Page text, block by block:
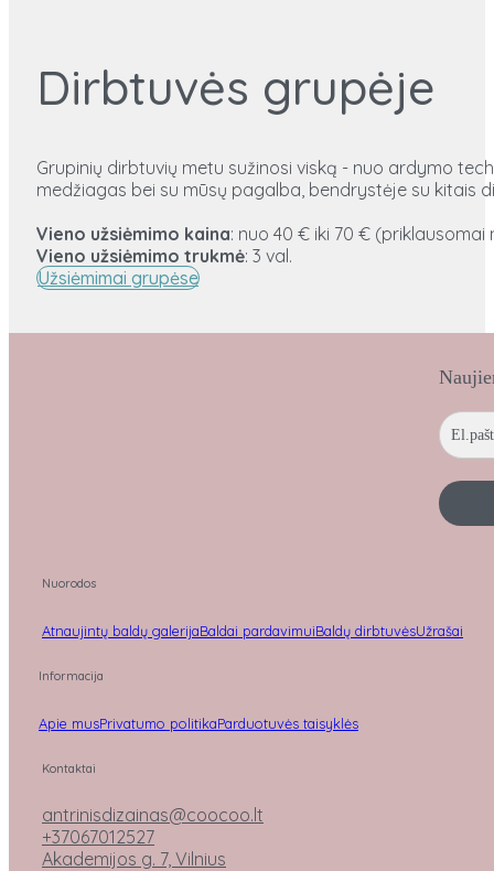
Dirbtuvės grupėje
Grupinių dirbtuvių metu sužinosi viską - nuo ardymo
medžiagas bei su mūsų pagalba, bendrystėje su kitais
Vieno užsiėmimo kaina: nuo 40 € iki 70 €
Vieno užsiėmimo trukmė: 3 val.
Užsiėmimai grupėse
Nuorodos
Atnaujintų baldų galerijaBaldai pardavimuiBaldų dirbtuvėsUžrašai
Informacija
Apie musPrivatumo politikaParduotuvės taisyklės
Kontaktai
antrinisdizainas@coocoo.lt
+37067012527
Akademijos g. 7, Vilnius